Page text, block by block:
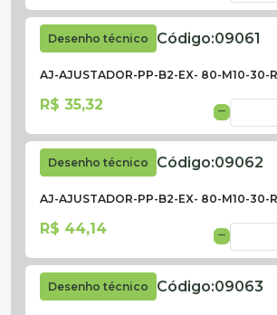
Desenho técnico Código:09061
AJ-AJUSTADOR-PP-B2-EX- 80-M10-30-
R$ 35,32
Desenho técnico Código:09062
AJ-AJUSTADOR-PP-B2-EX- 80-M10-30-
R$ 44,14
Desenho técnico Código:09063